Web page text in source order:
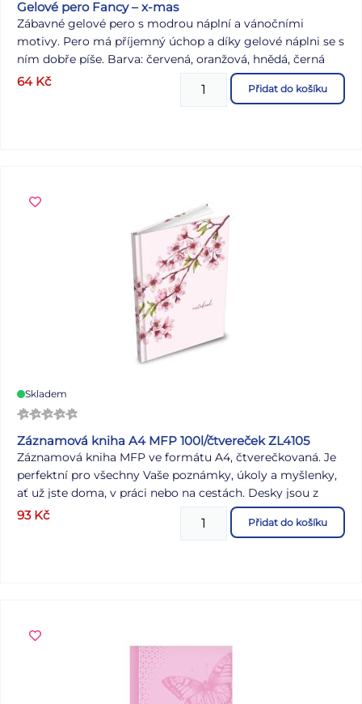
Gelové pero Fancy – x-mas
Zábavné gelové pero s modrou náplní a vánočními
motivy. Pero má příjemný úchop a díky gelové náplni se s
ním dobře píše. Barva: červená, oranžová, hnědá, černá
Dodáváme ve 4 vánočních motivech dle skladové
dostupnosti. Uvedená cena je za 1 ks.
64 Kč Přidat do košíku
Skladem
Záznamová kniha A4 MFP 100l/čtvereček ZL4105
Záznamová kniha MFP ve formátu A4, čtverečkovaná. Je
perfektní pro všechny Vaše poznámky, úkoly a myšlenky,
ať už jste doma, v práci nebo na cestách. Desky jsou z
pevného lepeného kartonu, který je pokryt laminem.
Vazba V8, známá svou mimořádnou pevností, zajistí, že
93 Kč Přidat do košíku